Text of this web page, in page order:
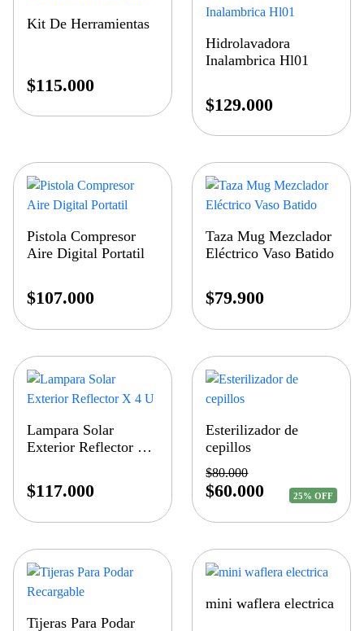
Kit De Herramientas
$115.000
Hidrolavadora
Inalambrica Hl01
$129.000
Pistola Compresor
Aire Digital Portatil
$107.000
Taza Mug Mezclador
Eléctrico Vaso Batido
$79.900
Lampara Solar
Exterior Reflector X
$117.000
Esterilizador de
cepillos
$80.000
$60.000 25% OFF
Tijeras Para Podar
mini waflera electrica